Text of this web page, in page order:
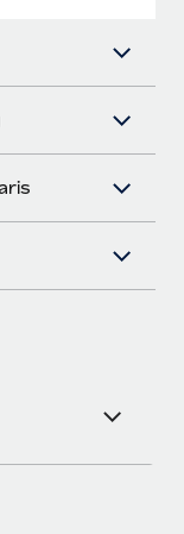
bedrijven
landen
wereldwijde